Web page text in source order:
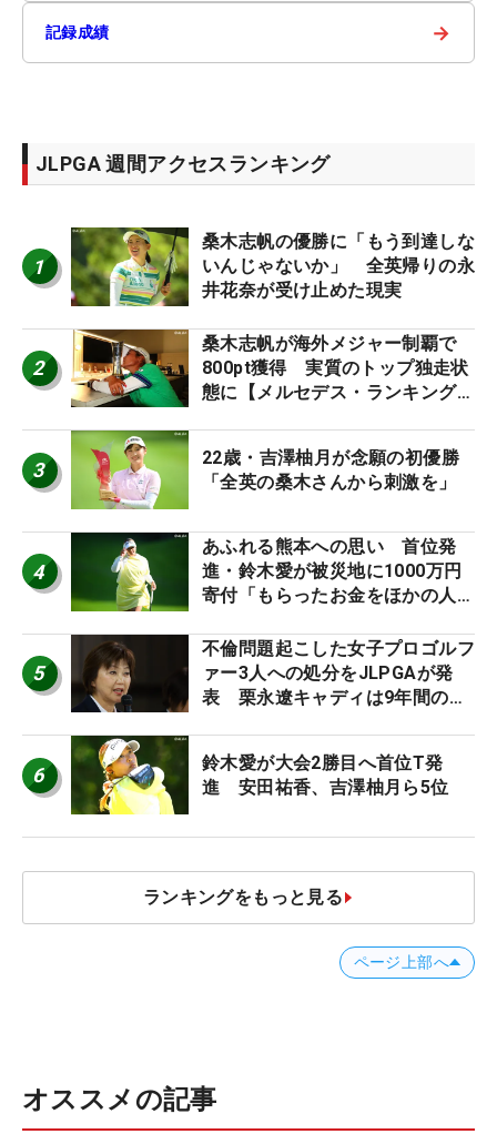
記録成績 →
JLPGA 週間アクセスランキング
1
桑木志帆の優勝に「もう到達しな
いんじゃないか」 全英帰りの永
井花奈が受け止めた現実
2
桑木志帆が海外メジャー制覇で
800pt獲得 実質のトップ独走状
態に【メルセデス・ランキング番
3
22歳・吉澤柚月が念願の初優勝
「全英の桑木さんから刺激を」
4
あふれる熊本への思い 首位発
進・鈴木愛が被災地に1000万円
寄付「もらったお金をほかの人
5
不倫問題起こした女子プロゴルフ
ァー3人への処分をJLPGAが発
表 栗永遼キャディは9年間の立
6
鈴木愛が大会2勝目へ首位T発
進 安田祐香、吉澤柚月ら5位
ランキングをもっと見る
ページ上部へ
オススメの記事